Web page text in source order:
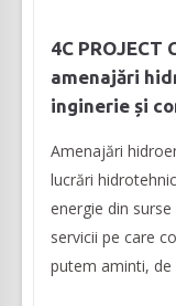
4C PROJECT
amenajări
inginerie și
Amenajări
lucrări
energie din
servicii pe care
putem aminti, de